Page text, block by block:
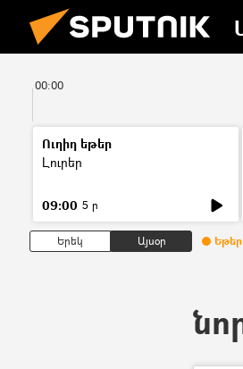
00:00
Ուղիղ եթեր
Լուրեր
09:00 5 ր
Երեկ Այսօր Եթեր